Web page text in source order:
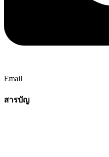
Email
สารบัญ